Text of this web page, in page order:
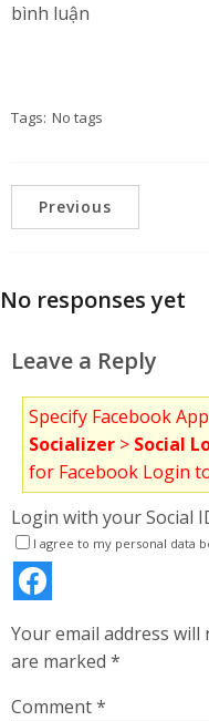
bình luận
Tags: No tags
Previous
No responses yet
Leave a Reply
Specify Facebook
Socializer > Social
for Facebook Login
Login with your Social
I agree to my personal data
Your email address will
are marked *
Comment*